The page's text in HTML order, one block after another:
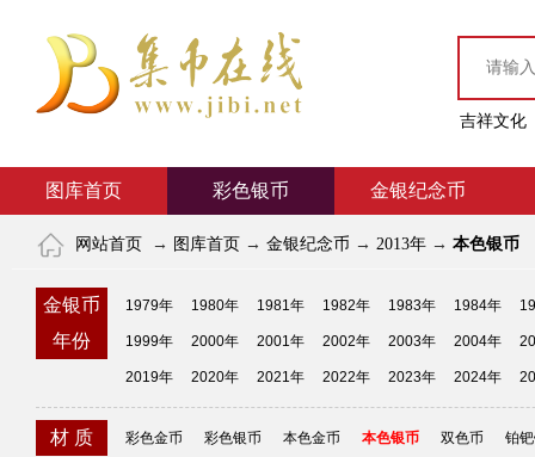
吉祥文化
图库首页 彩色银币 金银纪念币
网站首页 → 图库首页 → 金银纪念币 → 2013年 → 本色银币
金银币
年份
1979年 1980年 1981年 1982年 1983年 1984年
1999年 2000年 2001年 2002年 2003年 2004年
2019年 2020年 2021年 2022年 2023年 2024年
材 质 彩色金币 彩色银币 本色金币 本色银币 双色币 铂